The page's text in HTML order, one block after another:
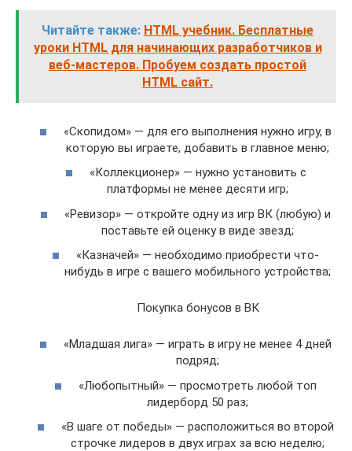
Читайте также: HTML учебник. Бесплатные
уроки HTML для начинающих разработчиков и
веб-мастеров. Пробуем создать простой
HTML сайт.
«Скопидом» — для его выполнения нужно игру, в
которую вы играете, добавить в главное меню;
«Коллекционер» — нужно установить с
платформы не менее десяти игр;
«Ревизор» — откройте одну из игр ВК (любую) и
поставьте ей оценку в виде звезд;
«Казначей» — необходимо приобрести что-
нибудь в игре с вашего мобильного устройства;
Покупка бонусов в ВК
«Младшая лига» — играть в игру не менее 4 дней
подряд;
«Любопытный» — просмотреть любой топ
лидерборд 50 раз;
«В шаге от победы» — расположиться во второй
строчке лидеров в двух играх за всю неделю;